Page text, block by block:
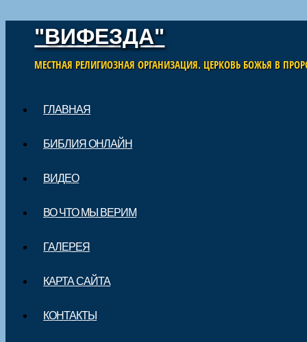
"ВИФЕЗДА"
МЕСТНАЯ РЕЛИГИОЗНАЯ ОРГАНИЗАЦИЯ. ЦЕРКОВЬ БОЖЬЯ В
Main menu
ГЛАВНАЯ
БИБЛИЯ ОНЛАЙН
ВИДЕО
ВО ЧТО МЫ ВЕРИМ
ГАЛЕРЕЯ
КАРТА САЙТА
КОНТАКТЫ